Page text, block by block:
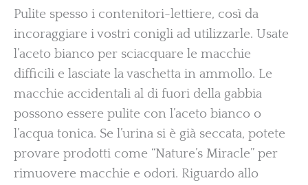
Pulite spesso i contenitori-lettiere, così da
incoraggiare i vostri conigli ad utilizzarle. Usate
l’aceto bianco per sciacquare le macchie
difficili e lasciate la vaschetta in ammollo. Le
macchie accidentali al di fuori della gabbia
possono essere pulite con l’aceto bianco o
l’acqua tonica. Se l’urina si è già seccata, potete
provare prodotti come “Nature’s Miracle” per
rimuovere macchie e odori. Riguardo allo